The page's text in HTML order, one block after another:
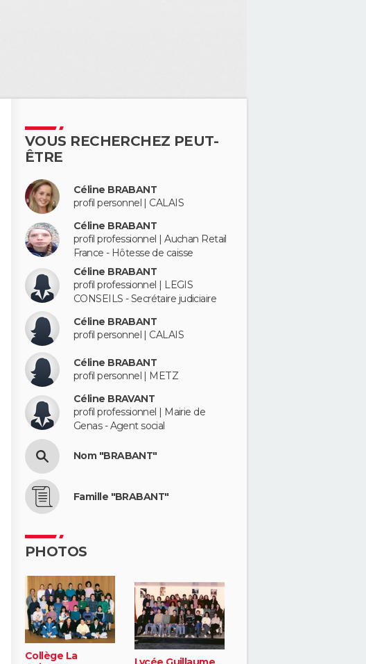
VOUS RECHERCHEZ PEUT-
ÊTRE
Céline BRABANT
profil personnel | CALAIS
Céline BRABANT
profil professionnel | Auchan Retail
France - Hôtesse de caisse
Céline BRABANT
profil professionnel | LEGIS
CONSEILS - Secrétaire judiciaire
Céline BRABANT
profil personnel | CALAIS
Céline BRABANT
profil personnel | METZ
Céline BRAVANT
profil professionnel | Mairie de
Genas - Agent social
Nom "BRABANT"
Famille "BRABANT"
PHOTOS
Collège La